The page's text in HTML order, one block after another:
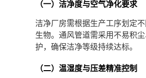
（一）洁净度与空气净化要求
洁净厂房需根据生产工序划定
生物。通风管道需采用不易积
护，确保洁净等级持续达标。
（二）温湿度与压差精准控制